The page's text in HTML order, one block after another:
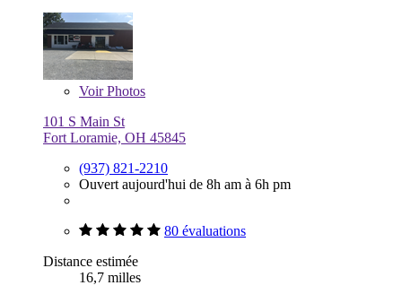
VoirPhotos
101 S Main St
Fort Loramie, OH 45845
(937) 821-2210
Ouvert aujourd'hui de 8h am à 6h pm
80 évaluations
Distance estimée
16,7 milles